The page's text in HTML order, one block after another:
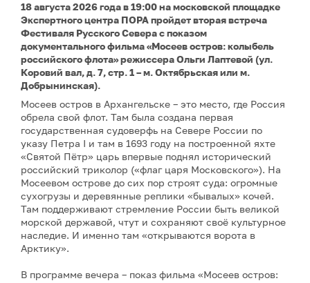
18 августа 2026 года в 19:00 на московской площадке
Экспертного центра ПОРА пройдет вторая встреча
Фестиваля Русского Севера с показом
документального фильма «Мосеев остров: колыбель
российского флота» режиссера Ольги Лаптевой (ул.
Коровий вал, д. 7, стр. 1 – м. Октябрьская или м.
Добрынинская).
Мосеев остров в Архангельске – это место, где Россия
обрела свой флот. Там была создана первая
государственная судоверфь на Севере России по
указу Петра I и там в 1693 году на построенной яхте
«Святой Пётр» царь впервые поднял исторический
российский триколор («флаг царя Московского»). На
Мосеевом острове до сих пор строят суда: огромные
сухогрузы и деревянные реплики «бывалых» кочей.
Там поддерживают стремление России быть великой
морской державой, чтут и сохраняют своё культурное
наследие. И именно там «открываются ворота в
Арктику».
В программе вечера – показ фильма «Мосеев остров: